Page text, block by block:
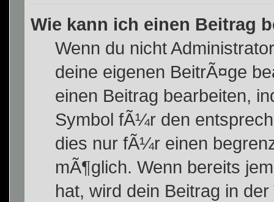
Wie kann ich einen Beitrag
Wenn du nicht
deine eigenen BeitrÃ¤ge
einen Beitrag bearbeiten,
Symbol fÃ¼r den
dies nur fÃ¼r einen
mÃ¶glich. Wenn bereits
hat, wird dein Beitrag in